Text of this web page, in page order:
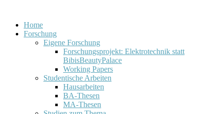
Home
Forschung
Eigene Forschung
Forschungsprojekt: Elektrotechnik statt
BibisBeautyPalace
Working Papers
Studentische Arbeiten
Hausarbeiten
BA-Thesen
MA-Thesen